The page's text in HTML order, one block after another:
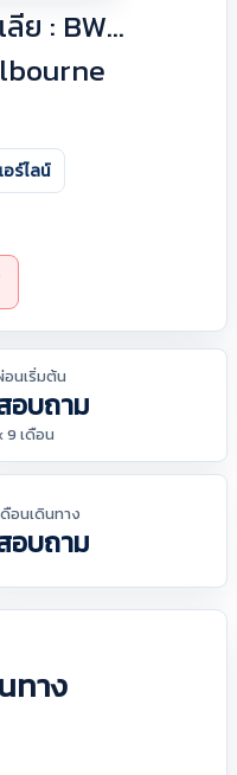
ย : BW…
ร์ไลน์
อนเริ่มต้น
อบถาม
9 เดือน
ดือนเดินทาง
อบถาม
ทาง